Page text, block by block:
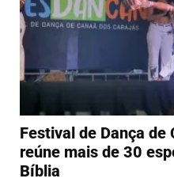
Festival de Dança de
reúne mais de 30
Bíblia